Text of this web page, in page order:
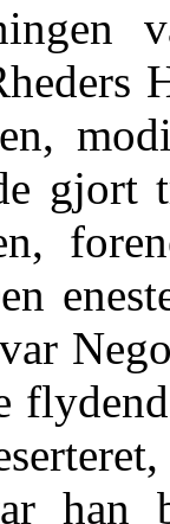
gjort
han